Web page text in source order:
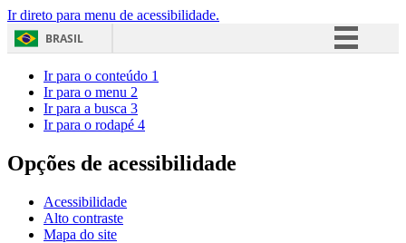
Ir direto para menu de acessibilidade.
BRASIL
Acesso à informação
Ir para o conteúdo 1
Ir para o menu 2
Ir para a busca 3
Ir para o rodapé 4
Opções de acessibilidade
Acessibilidade
Alto contraste
Mapa do site